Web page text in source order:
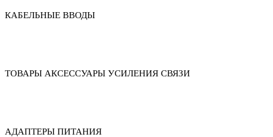
КАБЕЛЬНЫЕ ВВОДЫ
ТОВАРЫ АКСЕССУАРЫ УСИЛЕНИЯ СВЯЗИ
АДАПТЕРЫ ПИТАНИЯ